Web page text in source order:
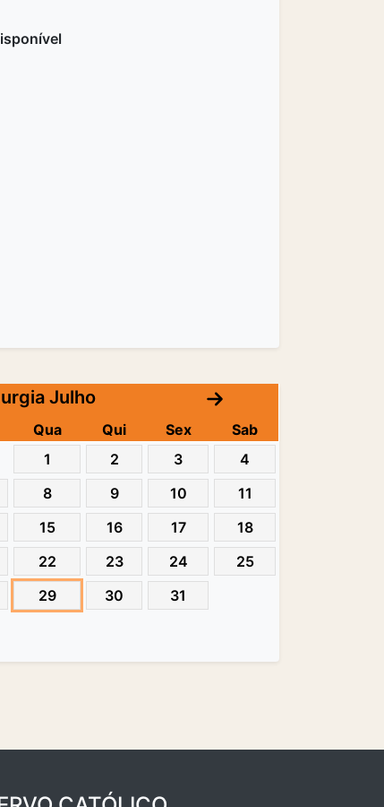
Julho
Qua Qui Sex
Sab
1
2 3
4
8 9 10
11
15 16 17
18
22 23 24
25
29 30 31